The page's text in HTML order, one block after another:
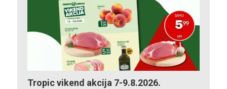
Tropic vikend akcija 7-9.8.2026.